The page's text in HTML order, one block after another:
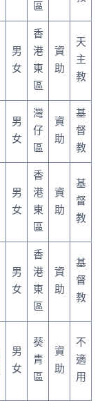
區
男
女
香
港
東
區
資
助
天
主
教
男
女
灣
仔
區
資
助
基
督
教
男
女
香
港
東
區
資
助
基
督
教
男
女
香
港
東
區
資
助
基
督
教
男
女
葵
青
區
資
助
不
適
用